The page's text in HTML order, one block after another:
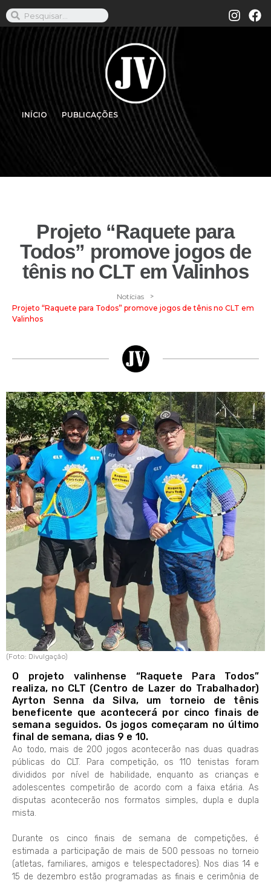
INÍCIO PUBLICAÇÕES
Projeto “Raquete para
Todos” promove jogos de
tênis no CLT em Valinhos
Notícias >
Projeto “Raquete para Todos” promove jogos de tênis no CLT em
Valinhos
(Foto: Divulgação)
O projeto valinhense “Raquete Para Todos”
realiza, no CLT (Centro de Lazer do Trabalhador)
Ayrton Senna da Silva, um torneio de tênis
beneficente que acontecerá por cinco finais de
semana seguidos. Os jogos começaram no último
final de semana, dias 9 e 10.
Ao todo, mais de 200 jogos acontecerão nas duas quadras
públicas do CLT. Para competição, os 110 tenistas foram
divididos por nível de habilidade, enquanto as crianças e
adolescentes competirão de acordo com a faixa etária. As
disputas acontecerão nos formatos simples, dupla e dupla
mista.
Durante os cinco finais de semana de competições, é
estimada a participação de mais de 500 pessoas no torneio
(atletas, familiares, amigos e telespectadores). Nos dias 14 e
15 de dezembro estão programadas as finais e cerimônia de